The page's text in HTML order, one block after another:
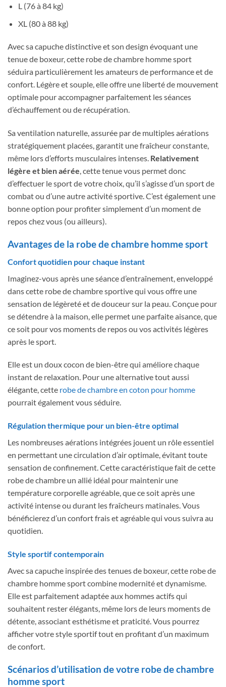
L (76 à 84 kg)
XL (80 à 88 kg)
Avec sa capuche distinctive et son design évoquant une
tenue de boxeur, cette robe de chambre homme sport
séduira particulièrement les amateurs de performance et de
confort. Légère et souple, elle offre une liberté de mouvement
optimale pour accompagner parfaitement les séances
d’échauffement ou de récupération.
Sa ventilation naturelle, assurée par de multiples aérations
stratégiquement placées, garantit une fraîcheur constante,
même lors d’efforts musculaires intenses. Relativement
légère et bien aérée, cette tenue vous permet donc
d’effectuer le sport de votre choix, qu’il s’agisse d’un sport de
combat ou d’une autre activité sportive. C’est également une
bonne option pour profiter simplement d’un moment de
repos chez vous (ou ailleurs).
Avantages de la robe de chambre homme sport
Confort quotidien pour chaque instant
Imaginez-vous après une séance d’entraînement, enveloppé
dans cette robe de chambre sportive qui vous offre une
sensation de légèreté et de douceur sur la peau. Conçue pour
se détendre à la maison, elle permet une parfaite aisance, que
ce soit pour vos moments de repos ou vos activités légères
après le sport.
Elle est un doux cocon de bien-être qui améliore chaque
instant de relaxation. Pour une alternative tout aussi
élégante, cette robe de chambre en coton pour homme
pourrait également vous séduire.
Régulation thermique pour un bien-être optimal
Les nombreuses aérations intégrées jouent un rôle essentiel
en permettant une circulation d’air optimale, évitant toute
sensation de confinement. Cette caractéristique fait de cette
robe de chambre un allié idéal pour maintenir une
température corporelle agréable, que ce soit après une
activité intense ou durant les fraîcheurs matinales. Vous
bénéficierez d’un confort frais et agréable qui vous suivra au
quotidien.
Style sportif contemporain
Avec sa capuche inspirée des tenues de boxeur, cette robe de
chambre homme sport combine modernité et dynamisme.
Elle est parfaitement adaptée aux hommes actifs qui
souhaitent rester élégants, même lors de leurs moments de
détente, associant esthétisme et praticité. Vous pourrez
afficher votre style sportif tout en profitant d’un maximum
de confort.
Scénarios d’utilisation de votre robe de chambre
homme sport